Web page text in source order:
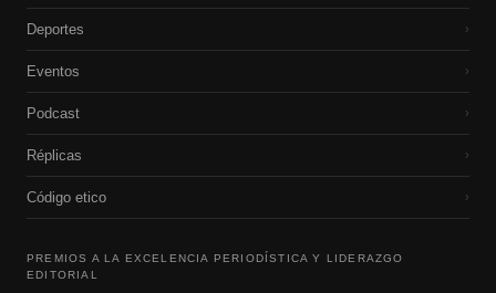
Deportes ›
Eventos ›
Podcast ›
Réplicas ›
Código etico ›
PREMIOS A LA EXCELENCIA PERIODÍSTICA Y LIDERAZGO
EDITORIAL